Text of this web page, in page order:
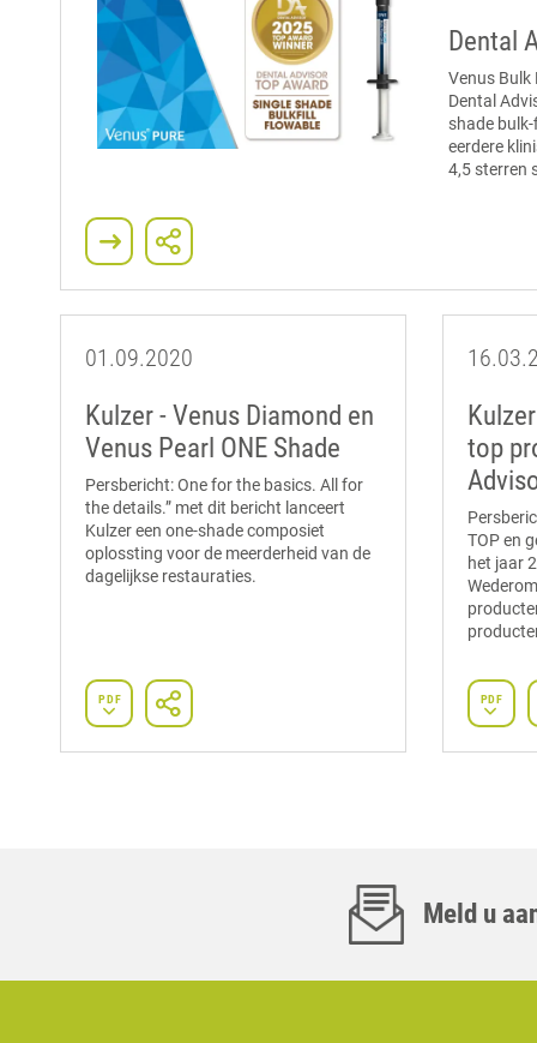
Dental
Venus Bulk
Dental
shade
eerdere
4,5 sterren
01.09.2020
Kulzer - Venus Diamond en
Venus Pearl ONE Shade
Persbericht: One for the basics. All for
the details.” met dit bericht lanceert
Kulzer een one-shade composiet
oplossting voor de meerderheid van de
dagelijkse restauraties.
PDF
top
TOP en
het jaar
PDF
Meld u